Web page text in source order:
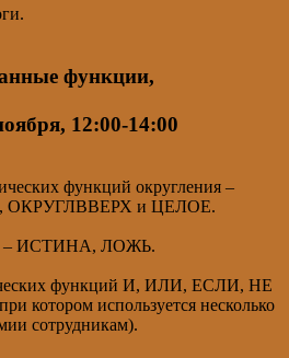
функции,
12:00-14:00
функций округления –
ОКРУГЛВВЕРХ и ЦЕЛОЕ.
– ИСТИНА, ЛОЖЬ.
функций И, ИЛИ, ЕСЛИ, НЕ
котором используется несколько
сотрудникам).